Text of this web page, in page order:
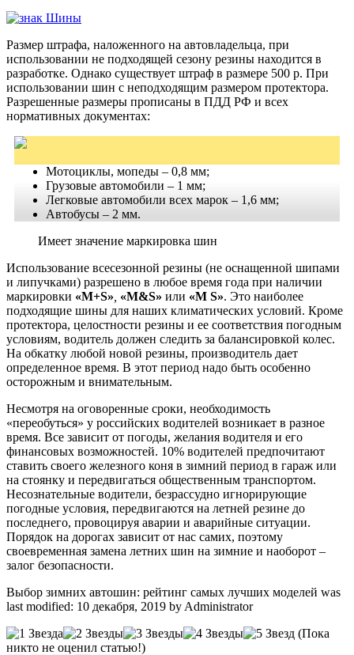
Размер штрафа, наложенного на автовладельца, при
использовании не подходящей сезону резины находится в
разработке. Однако существует штраф в размере 500 р. При
использовании шин с неподходящим размером протектора.
Разрешенные размеры прописаны в ПДД РФ и всех
нормативных документах:
Мотоциклы, мопеды – 0,8 мм;
Грузовые автомобили – 1 мм;
Легковые автомобили всех марок – 1,6 мм;
Автобусы – 2 мм.
Имеет значение маркировка шин
Использование всесезонной резины (не оснащенной шипами
и липучками) разрешено в любое время года при наличии
маркировки «М+S» «M&S» или «M S». Это наиболее
подходящие шины для наших климатических условий. Кроме
протектора, целостности резины и ее соответствия погодным
условиям, водитель должен следить за балансировкой колес.
На обкатку любой новой резины, производитель дает
определенное время. В этот период надо быть особенно
осторожным и внимательным.
Несмотря на оговоренные сроки, необходимость
«переобуться» у российских водителей возникает в разное
время. Все зависит от погоды, желания водителя и его
финансовых возможностей. 10% водителей предпочитают
ставить своего железного коня в зимний период в гараж или
на стоянку и передвигаться общественным транспортом.
Несознательные водители, безрассудно игнорирующие
погодные условия, передвигаются на летней резине до
последнего, провоцируя аварии и аварийные ситуации.
Порядок на дорогах зависит от нас самих, поэтому
своевременная замена летних шин на зимние и наоборот –
залог безопасности.
Выбор зимних автошин: рейтинг самых лучших моделей was
last modified: 10 декабря, 2019 by Administrator
(Пока
никто не оценил статью!)